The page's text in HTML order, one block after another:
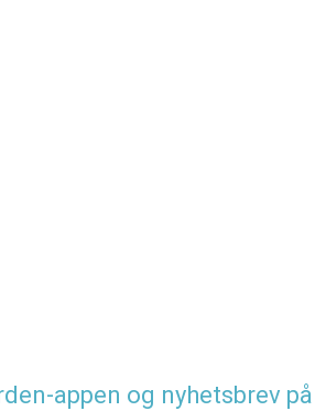
appen og nyhetsbrev